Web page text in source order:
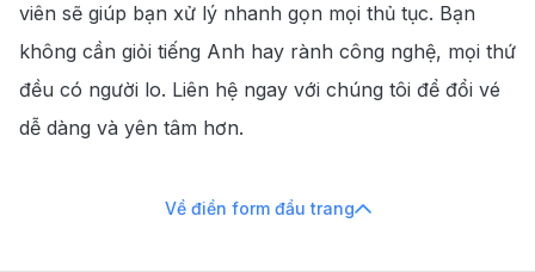
viên sẽ giúp bạn xử lý nhanh gọn mọi thủ tục. Bạn
không cần giỏi tiếng Anh hay rành công nghệ, mọi thứ
đều có người lo. Liên hệ ngay với chúng tôi để đổi vé
dễ dàng và yên tâm hơn.
Về điền form đầu trang